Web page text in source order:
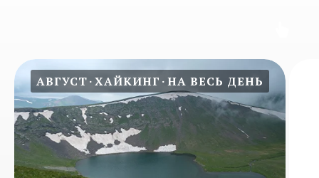
АВГУСТ ХАЙКИНГ НА ВЕСЬ ДЕНЬ